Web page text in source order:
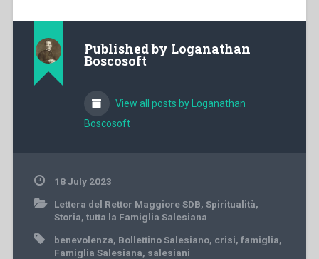
Published by Loganathan
Boscosoft
View all posts by Loganathan
Boscosoft
18 July 2023
Lettera del Rettor Maggiore SDB, Spiritualità,
Storia, tutta la Famiglia Salesiana
benevolenza, Bollettino Salesiano, crisi, famiglia,
Famiglia Salesiana, salesiani